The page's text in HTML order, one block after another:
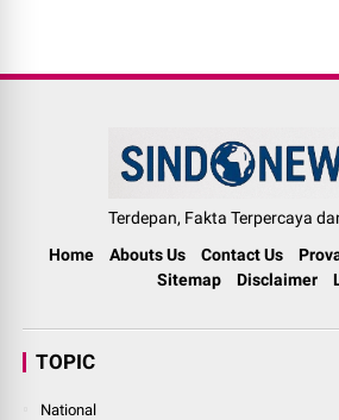
Terdepan, Fakta Terpercaya
Home
Abouts Us Contact Us
Sitemap
Disclaimer
TOPIC
National